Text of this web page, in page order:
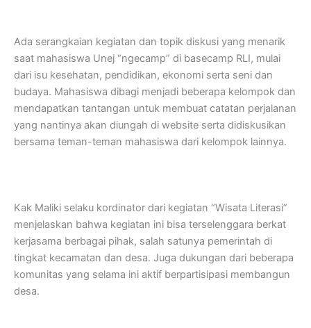
Ada serangkaian kegiatan dan topik diskusi yang menarik
saat mahasiswa Unej “ngecamp” di basecamp RLI, mulai
dari isu kesehatan, pendidikan, ekonomi serta seni dan
budaya. Mahasiswa dibagi menjadi beberapa kelompok dan
mendapatkan tantangan untuk membuat catatan perjalanan
yang nantinya akan diungah di website serta didiskusikan
bersama teman-teman mahasiswa dari kelompok lainnya.
Kak Maliki selaku kordinator dari kegiatan “Wisata Literasi”
menjelaskan bahwa kegiatan ini bisa terselenggara berkat
kerjasama berbagai pihak, salah satunya pemerintah di
tingkat kecamatan dan desa. Juga dukungan dari beberapa
komunitas yang selama ini aktif berpartisipasi membangun
desa.